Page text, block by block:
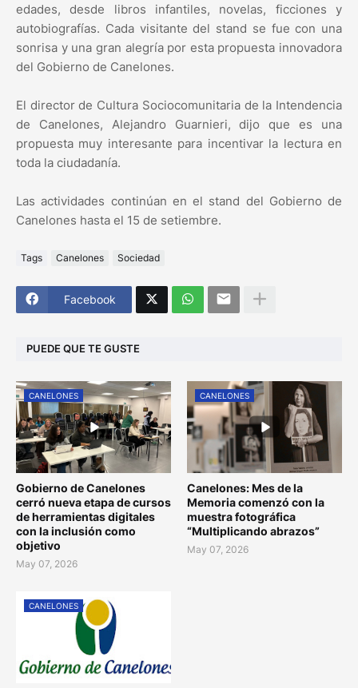
edades, desde libros infantiles, novelas, ficciones y
autobiografías. Cada visitante del stand se fue con una
sonrisa y una gran alegría por esta propuesta innovadora
del Gobierno de Canelones.
El director de Cultura Sociocomunitaria de la Intendencia
de Canelones, Alejandro Guarnieri, dijo que es una
propuesta muy interesante para incentivar la lectura en
toda la ciudadanía.
Las actividades continúan en el stand del Gobierno de
Canelones hasta el 15 de setiembre.
Tags Canelones Sociedad
Facebook
PUEDE QUE TE GUSTE
CANELONES
Gobierno de Canelones
cerró nueva etapa de cursos
de herramientas digitales
con la inclusión como
objetivo
May 07, 2026
CANELONES
Canelones: Mes de la
Memoria comenzó con la
muestra fotográfica
“Multiplicando abrazos”
May 07, 2026
CANELONES